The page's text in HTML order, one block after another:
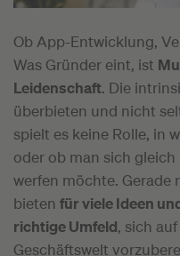
Ob App-Entwicklung,
Was Gründer eint, ist
Leidenschaft. Die
überbieten und nicht
spielt es keine Rolle, in
oder ob man sich
werfen möchte. Gerade
bieten für viele Ideen
richtige Umfeld, sich
Geschäftswelt